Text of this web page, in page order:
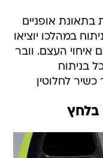
במהלכו יוציאו
העצם. וובר
בניתוח
לחלוטין